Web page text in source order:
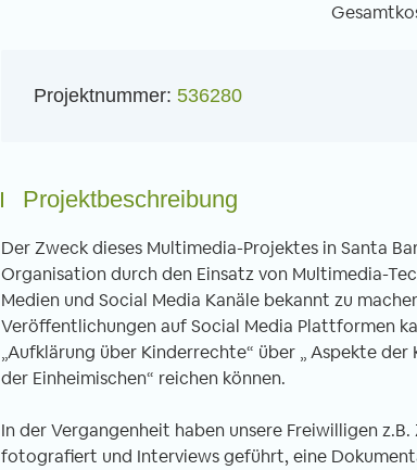
Projektnummer: 536280
Projektbeschreibung
Der Zweck dieses Multimedia-Projektes in Santa
Organisation durch den Einsatz von Multimedia-
Medien und Social Media Kanäle bekannt zu
Veröffentlichungen auf Social Media Plattformen
„Aufklärung über Kinderrechte“ über „ Aspekte
der Einheimischen“ reichen können.
In der Vergangenheit haben unsere Freiwilligen
fotografiert und Interviews geführt, eine